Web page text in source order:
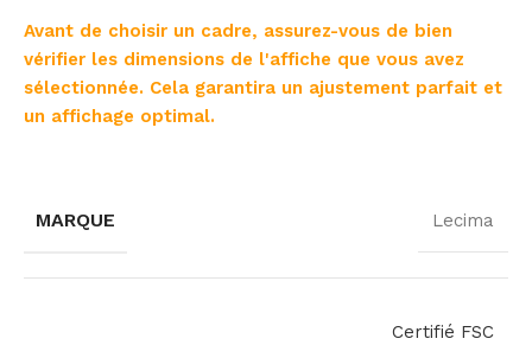
Avant de choisir un cadre, assurez-vous de bien
vérifier les dimensions de l'affiche que vous avez
sélectionnée. Cela garantira un ajustement parfait et
un affichage optimal.
MARQUE Lecima
Certifié FSC